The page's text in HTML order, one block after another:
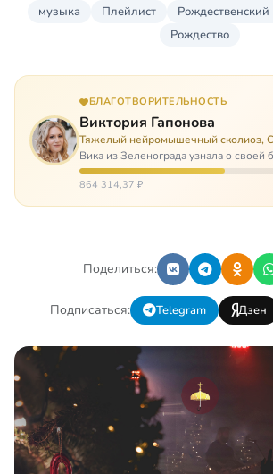
музыка
Плейлист
Рождество
БЛАГОТВОРИТЕЛЬНОСТЬ
Виктория Гапонова
Тяжелый нейромышечный сколиоз,
Вика из Зеленограда узнала о своей
будучи в сознательном возрасте. Ей
привыкать к инвалидной коляске и
864 314,37 ₽
Поделиться:
Подписаться: Telegram Дзен